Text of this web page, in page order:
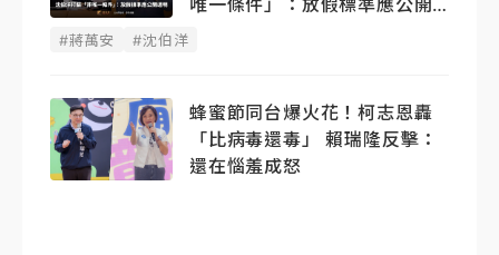
#蔣萬安 #沈伯洋
蜂蜜節同台爆火花！柯志恩轟
「比病毒還毒」 賴瑞隆反擊：
還在惱羞成怒